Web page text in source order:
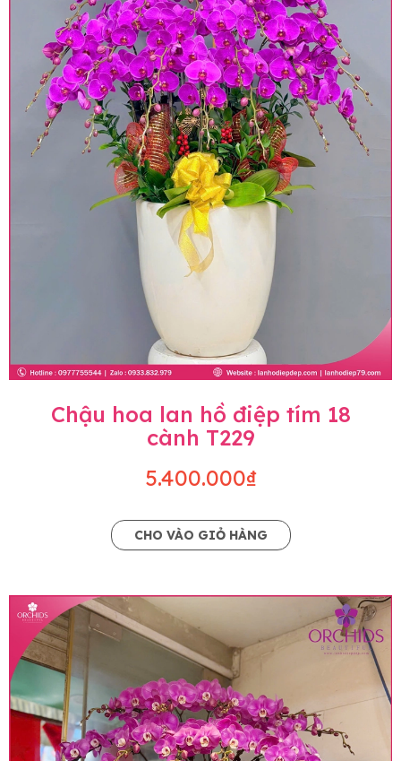
Chậu hoa lan hồ điệp tím 18
cành T229
5.400.000₫
CHO VÀO GIỎ HÀNG